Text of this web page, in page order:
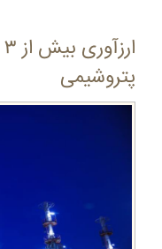
پتروشیمی